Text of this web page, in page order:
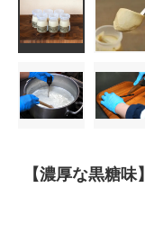
【濃厚な黒糖